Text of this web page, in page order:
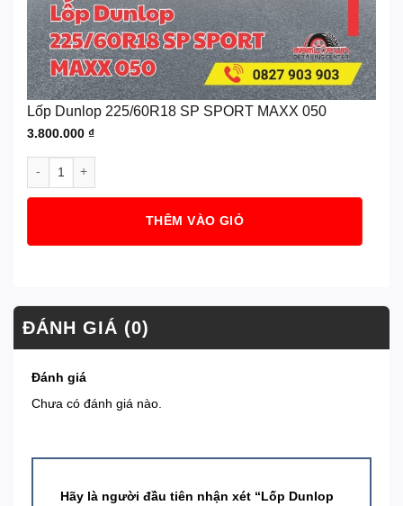
Lốp Dunlop 225/60R18 SP SPORT MAXX 050
3.800.000 ₫
THÊM VÀO GIỎ
ĐÁNH GIÁ (0)
Đánh giá
Chưa có đánh giá nào.
Hãy là người đầu tiên nhận xét “Lốp Dunlop